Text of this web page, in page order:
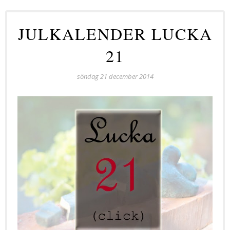
JULKALENDER LUCKA
21
söndag 21 december 2014